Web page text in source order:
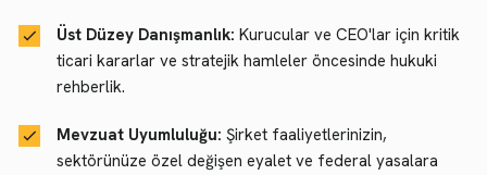
Üst Düzey Danışmanlık: Kurucular ve CEO'lar için kritik
ticari kararlar ve stratejik hamleler öncesinde hukuki
rehberlik.
Mevzuat Uyumluluğu: Şirket faaliyetlerinizin,
sektörünüze özel değişen eyalet ve federal yasalara